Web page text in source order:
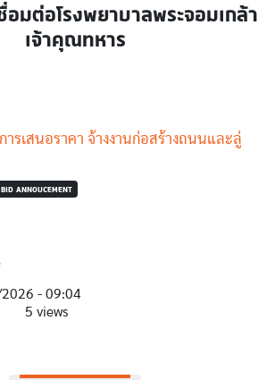
อมต่อโรงพยาบาลพระจอมเกล้า
เจ้าคุณทหาร
รเสนอราคา จ้างงานก่อสร้างถนนและลู่
BID ANNOUCEMENT
- 09:04
5 views